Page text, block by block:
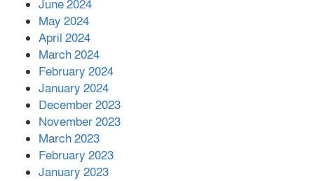
June 2024
May 2024
April 2024
March 2024
February 2024
January 2024
December 2023
November 2023
March 2023
February 2023
January 2023